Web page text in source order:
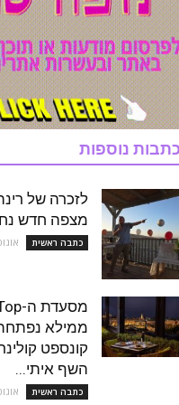
נוספות
לזכרה של
מצפה חדש
כתבה ראשית אוגוסט
ממילא
קונספט
השף איתי...
כתבה ראשית אוגוסט